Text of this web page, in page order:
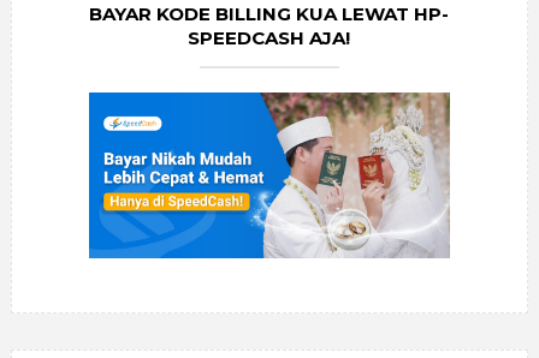
BAYAR KODE BILLING KUA LEWAT HP-
SPEEDCASH AJA!